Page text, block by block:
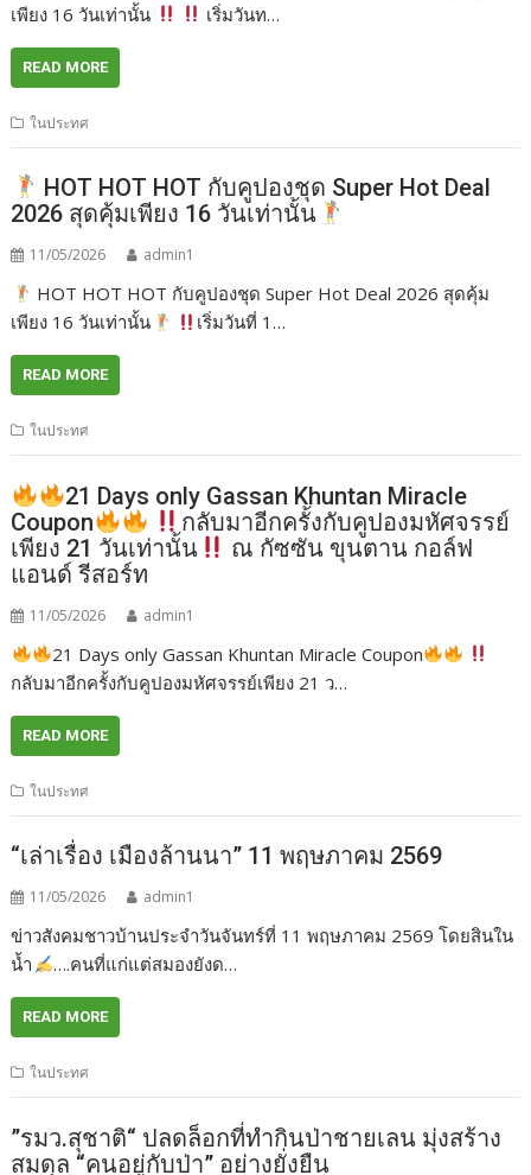
เพียง 16 วันเท่านั้น
เริ่มวันท…
READ MORE
ในประทศ
HOT HOT HOT กับคูปองชุด Super Hot Deal
2026 สุดคุ้มเพียง 16 วันเท่านั้น
11/05/2026 admin1
HOT HOT HOT กับคูปองชุด Super Hot Deal 2026 สุดคุ้ม
เพียง 16 วันเท่านั้น
เริ่มวันที่ 1…
READ MORE
ในประทศ
21 Days only Gassan Khuntan Miracle
Coupon
กลับมาอีกครั้งกับคูปองมหัศจรรย์
เพียง 21 วันเท่านั้น
ณ กัซซัน ขุนตาน กอล์ฟ
แอนด์ รีสอร์ท
11/05/2026 admin1
21 Days only Gassan Khuntan Miracle Coupon
กลับมาอีกครั้งกับคูปองมหัศจรรย์เพียง 21 ว…
READ MORE
ในประทศ
“เล่าเรื่อง เมืองล้านนา” 11 พฤษภาคม 2569
11/05/2026 admin1
ข่าวสังคมชาวบ้านประจำวันจันทร์ที่ 11 พฤษภาคม 2569 โดยสินใน
น้ำ
….คนที่แก่แต่สมองยังด…
READ MORE
ในประทศ
”รมว.สุชาติ“ ปลดล็อกที่ทำกินป่าชายเลน มุ่งสร้าง
สมดุล “คนอยู่กับป่า” อย่างยั่งยืน